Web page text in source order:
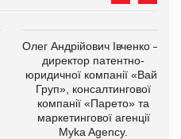
Олег Андрійович Івченко —
директор патентно-
юридичної компанії «Вайз
Груп», консалтингової
компанії «Парето» та
маркетингової агенції
Myka Agency.